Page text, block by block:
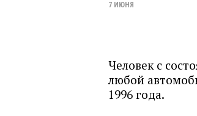
7 ИЮНЯ
Человек с
любой
1996 года.